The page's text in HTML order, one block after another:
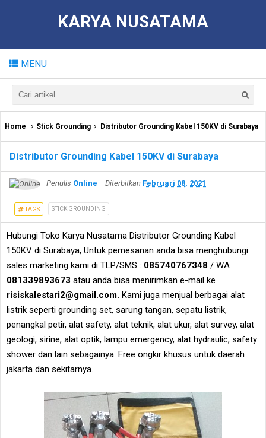
KARYA NUSATAMA
MENU
Home Stick Grounding Distributor Grounding Kabel 150KV di Surabaya
Distributor Grounding Kabel 150KV di Surabaya
Penulis Online Diterbitkan Februari 08, 2021
TAGS STICK GROUNDING
Hubungi Toko Karya Nusatama Distributor Grounding Kabel
150KV di Surabaya, Untuk pemesanan anda bisa menghubungi
sales marketing kami di TLP/SMS : 085740767348 / WA :
081339893673 atau anda bisa menirimkan e-mail ke
risiskalestari2@gmail.com. Kami juga menjual berbagai alat
listrik seperti grounding set, sarung tangan, sepatu listrik,
penangkal petir, alat safety, alat teknik, alat ukur, alat survey, alat
geologi, sirine, alat optik, lampu emergency, alat hydraulic, safety
shower dan lain sebagainya. Free ongkir khusus untuk daerah
jakarta dan sekitarnya.